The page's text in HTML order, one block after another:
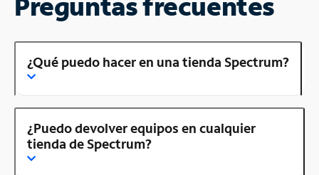
¿Qué puedo hacer en una tienda Spectrum?
¿Puedo devolver equipos en cualquier
tienda de Spectrum?